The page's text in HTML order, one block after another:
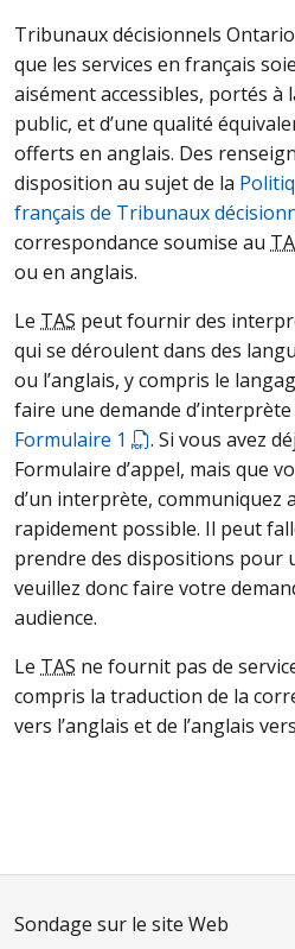
Tribunaux décisionnels Ontario
que les services en français
aisément accessibles, portés à
public, et d’une qualité
offerts en anglais. Des
disposition au sujet de la
français de Tribunaux
correspondance soumise au
ou en anglais.
Le TAS peut fournir des
qui se déroulent dans des
ou l’anglais, y compris le
faire une demande
Formulaire 1
. Si vous avez
Formulaire d’appel, mais que
d’un interprète, communiquez
rapidement possible. Il peut
prendre des dispositions pour
veuillez donc faire votre
audience.
Le TAS ne fournit pas de
compris la traduction de la
vers l’anglais et de l’anglais
Sondage sur le site Web